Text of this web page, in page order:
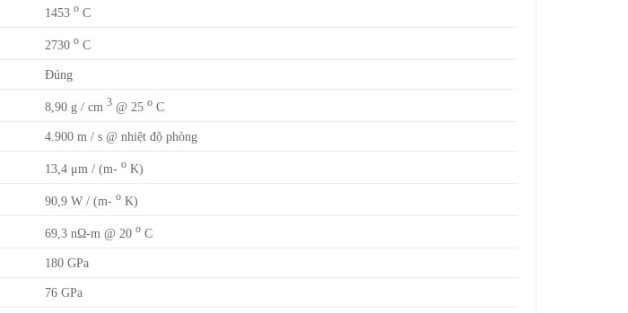
1453o C
2730o C
Đúng
8,90 g / cm3 @ 25o C
4.900 m / s @ nhiệt độ phòng
13,4 μm / (m-o K)
90,9 W / (m-o K)
69,3 nΩ-m @ 20o C
180 GPa
76 GPa